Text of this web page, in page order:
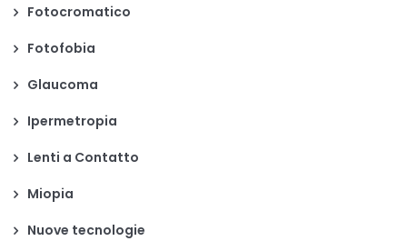
Fotocromatico
Fotofobia
Glaucoma
Ipermetropia
Lenti a Contatto
Miopia
Nuove tecnologie